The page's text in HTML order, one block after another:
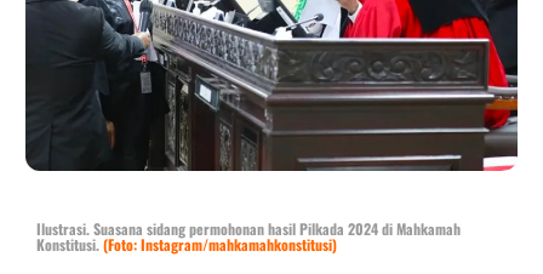
Ilustrasi. Suasana sidang permohonan hasil Pilkada 2024 di Mahkamah
Konstitusi.(Foto: Instagram/mahkamahkonstitusi)